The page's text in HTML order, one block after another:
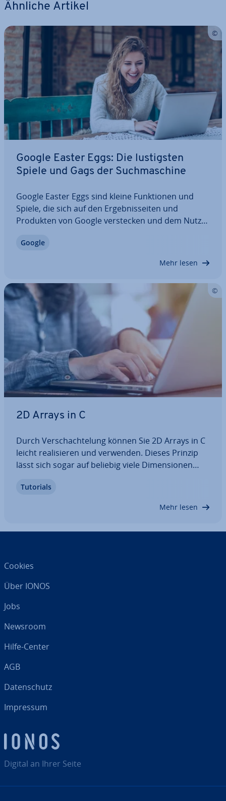
Ähnliche Artikel
Google Easter Eggs: Die lus­tigs­ten
Spiele und Gags der Such­ma­schi­ne
Google Easter Eggs sind kleine Funk­tio­nen und
Spiele, die sich auf den Er­geb­nis­sei­ten und
Produkten von Google ver­ste­cken und dem Nutzer
Wir haben für Sie eine kleine Auswahl der be­lieb­
Google
Mehr lesen
2D Arrays in C
Durch Ver­schach­te­lung können Sie 2D Arrays in C
leicht rea­li­sie­ren und verwenden. Dieses Prinzip
lässt sich sogar auf beliebig viele Di­men­sio­nen
mit mehreren Di­men­sio­nen zu erstellen und zu
Tutorials
Mehr lesen
Digital an Ihrer Seite
Cookies
Über IONOS
Jobs
Newsroom
Hilfe-Center
AGB
Da­ten­schutz
Impressum